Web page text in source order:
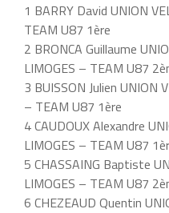
1 BARRY David UNION
TEAM U87 1ère
2 BRONCA Guillaume
LIMOGES – TEAM U87
3 BUISSON Julien UNION
– TEAM U87 1ère
4 CAUDOUX Alexandre
LIMOGES – TEAM U87
5 CHASSAING Baptiste
LIMOGES – TEAM U87
6 CHEZEAUD Quentin